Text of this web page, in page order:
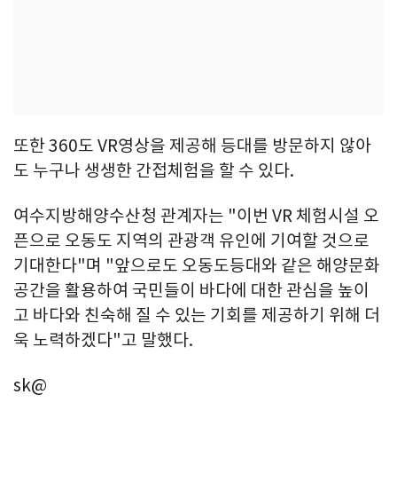
또한 360도 VR영상을 제공해 등대를 방문하지 않아
도 누구나 생생한 간접체험을 할 수 있다.
여수지방해양수산청 관계자는 "이번 VR 체험시설 오
픈으로 오동도 지역의 관광객 유인에 기여할 것으로
기대한다"며 "앞으로도 오동도등대와 같은 해양문화
공간을 활용하여 국민들이 바다에 대한 관심을 높이
고 바다와 친숙해 질 수 있는 기회를 제공하기 위해 더
욱 노력하겠다"고 말했다.
sk@